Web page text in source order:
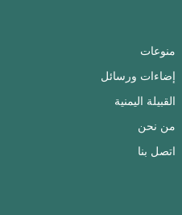
منوعات
إضاءات ورسائل
القبيلة اليمنية
من نحن
اتصل بنا